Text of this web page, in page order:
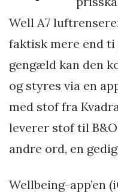
Well A7
faktisk mere end ti
gengæld kan den
og styres via en
med stof fra
leverer stof til
andre ord, en
Wellbeing-app’en